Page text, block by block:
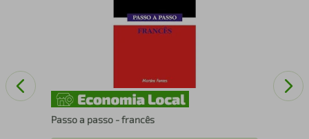
Passo a passo - francês